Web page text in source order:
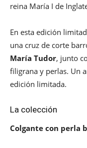
reina María I de
En esta edición
una cruz de corte
María Tudor, junto
filigrana y perlas. Un
edición limitada.
La colección
Colgante con perla